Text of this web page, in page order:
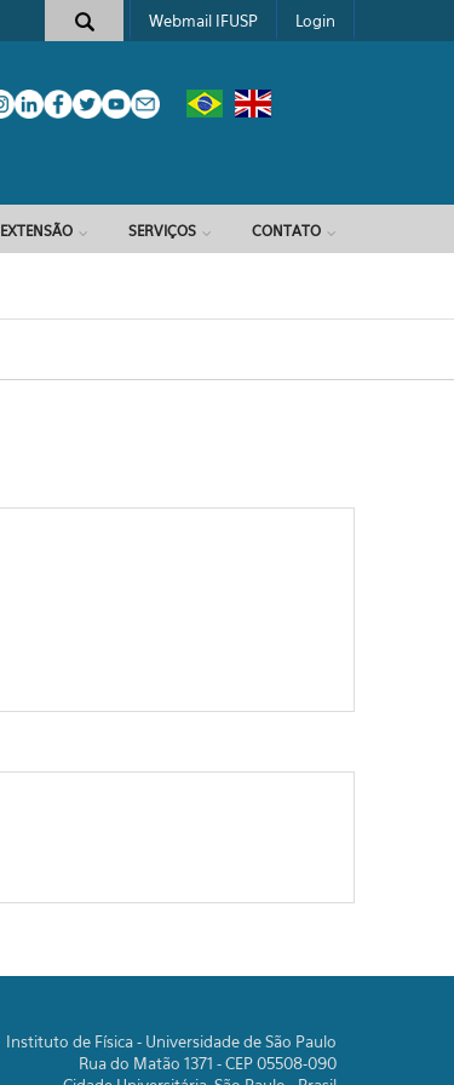
Webmail IFUSP Login
EXTENSÃO SERVIÇOS CONTATO
Instituto de Física - Universidade de São Paulo
Rua do Matão 1371 - CEP 05508-090